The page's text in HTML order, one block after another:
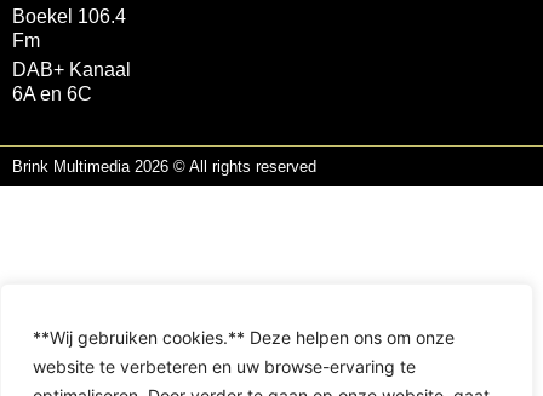
**Wij gebruiken cookies.** Deze helpen ons om onze
website te verbeteren en uw browse-ervaring te
Boekel 106.4
Fm
DAB+ Kanaal
6A en 6C
Brink Multimedia 2026 © All rights reserved